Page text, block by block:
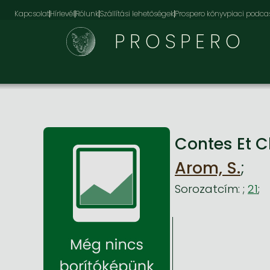
KapcsolatHírlevélRólunkSzállítási lehetőségekProspero könyvpiaci
PROSPERO
Contes Et
Arom, S.;
Sorozatcím: ; 21;